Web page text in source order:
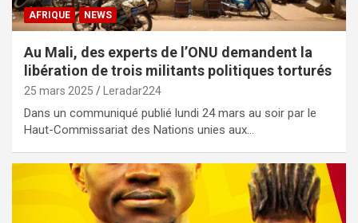
AFRIQUE NEWS
Au Mali, des experts de l’ONU demandent la
libération de trois militants politiques torturés
25 mars 2025 Leradar224
Dans un communiqué publié lundi 24 mars au soir par le
Haut-Commissariat des Nations unies aux…